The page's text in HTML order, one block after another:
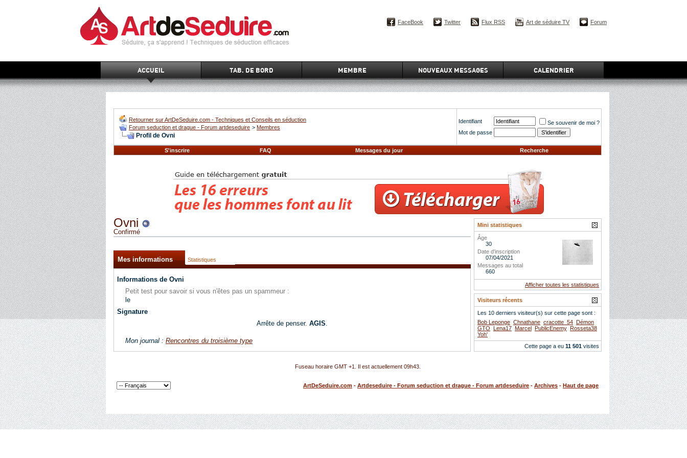
ACCUEIL TAB. DE BORD MEMBRE NOUVEAUX MESSAGES CALENDRIER
FaceBook Twitter Flux RSS Art de séduire TV Forum
Retourner sur ArtDeSeduire.com - Techniques et Conseils en séduction
Forum seduction et drague - Forum artdeseduire > Membres
Profil de Ovni
Identifiant
Se souvenir de moi ?
Mot de passe
S'inscrire FAQ Messages du jour Recherche
Ovni
Confirmé
Mes informations Statistiques
Informations de Ovni
Petit test pour savoir si vous n'êtes pas un spammeur :
le
Signature
Arrête de penser. AGIS.
Mon journal : Rencontres du troisième type
Mini statistiques
Âge
30
Date d'inscription
07/04/2021
Messages au total
660
Afficher toutes les statistiques
Visiteurs récents
Les 10 derniers visiteur(s) sur cette page sont :
Bob Leponge Chnathane cracotte_54 Démon
GTO Lena17 Marcel PublicEnemy Rosseta38
Yoh'
Cette page a eu 11 501 visites
Fuseau horaire GMT +1. Il est actuellement 09h43.
ArtDeSeduire.com - Artdeseduire - Forum seduction et drague - Forum artdeseduire - Archives - Haut de page